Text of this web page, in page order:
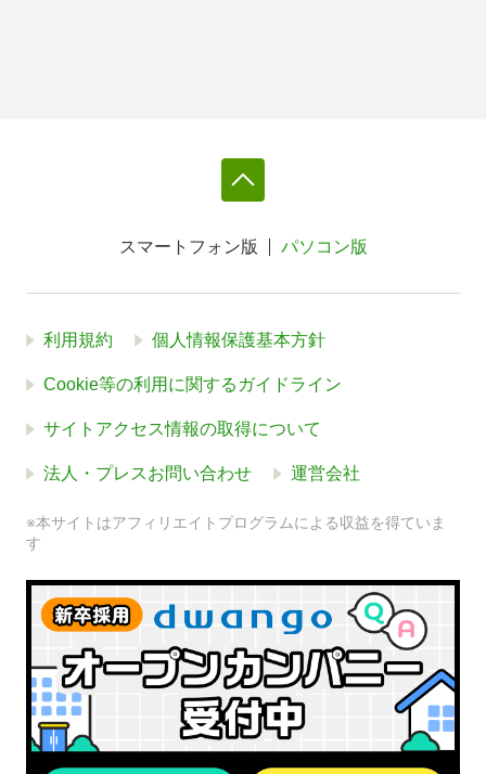
スマートフォン版 パソコン版
利用規約 個人情報保護基本方針
Cookie等の利用に関するガイドライン
サイトアクセス情報の取得について
法人・プレスお問い合わせ 運営会社
※本サイトはアフィリエイトプログラムによる収益を得ていま
す